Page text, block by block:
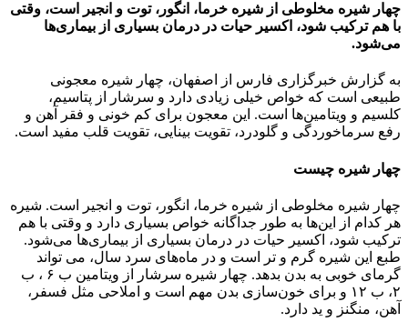
چهار شیره مخلوطی از شیره خرما، انگور، توت و انجیر است، وقتی
با هم ترکیب شود، اکسیر حیات در درمان بسیاری از بیماری‌ها
می‌شود.
به گزارش خبرگزاری فارس از اصفهان، چهار شیره معجونی
طبیعی است که خواص خیلی زیادی دارد و سرشار از پتاسیم،
کلسیم و ویتامین‌ها است. این معجون برای کم خونی و فقر آهن و
رفع سرماخوردگی و گلودرد، تقویت بینایی، تقویت‎ قلب مفید است.
چهار شیره چیست
چهار شیره مخلوطی از شیره خرما، انگور، توت و انجیر است. شیره
هر کدام از این‌ها به طور جداگانه خواص بسیاری دارد و وقتی با هم
ترکیب شود، اکسیر حیات در درمان بسیاری از بیماری‌ها می‌شود.
طبع این شیره گرم و تر است و در ماه‌های سرد سال، می تواند
گرمای خوبی به بدن بدهد. چهار شیره سرشار از ویتامین ب ۶ ، ب
۲، ب ۱۲ و برای خون‌سازی بدن مهم است و املاحی مثل فسفر،
آهن، منگنز و ید دارد.